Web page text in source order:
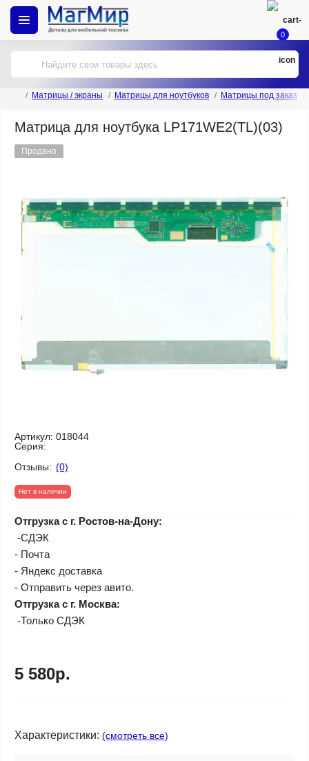
0
Матрицы / экраны Матрицы для ноутбуков Матрицы под заказ
Матрица для ноутбука LP171WE2(TL)(03)
Продано
Артикул: 018044
Серия:
Отзывы: (0)
Нет в наличии
Отгрузка с г. Ростов-на-Дону:
-СДЭК
- Почта
- Яндекс доставка
- Отправить через авито.
Отгрузка с г. Москва:
-Только СДЭК
5 580р.
Характеристики: (смотреть все)